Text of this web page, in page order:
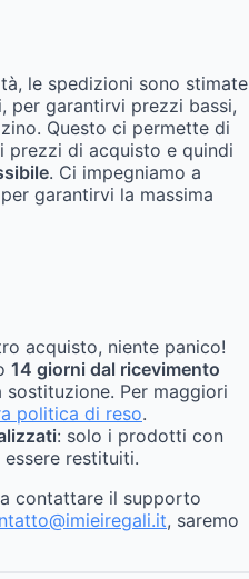
le spedizioni sono stimate
per garantirvi prezzi bassi,
Questo ci permette di
prezzi di acquisto e quindi
. Ci impegniamo a
garantirvi la massima
acquisto, niente panico!
14 giorni dal ricevimento
Per maggiori
politica di reso.
: solo i prodotti con
restituiti.
contattare il supporto
, saremo